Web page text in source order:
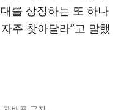
를 상징하는 또 하나
주 찾아달라”고 말했